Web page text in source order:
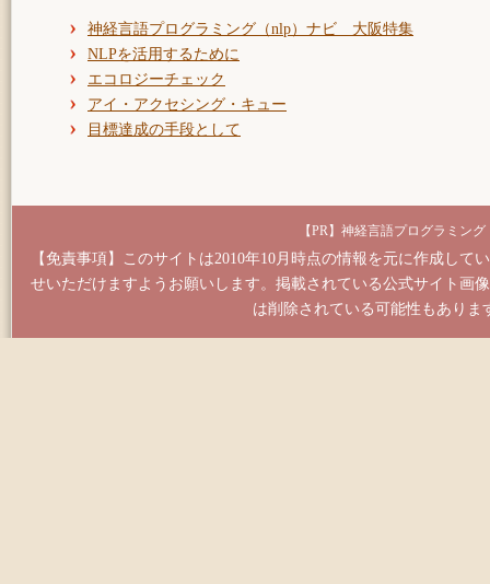
神経言語プログラミング（nlp）ナビ 大阪特集
NLPを活用するために
エコロジーチェック
アイ・アクセシング・キュー
目標達成の手段として
神経言語プログラミン
【免責事項】このサイトは2010年10月時点の情報を元に作成し
せいただけますようお願いします。掲載されている公式サイト画
は削除されている可能性もありま